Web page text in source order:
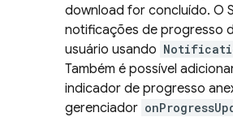
download for concluído. O
notificações de progresso
usuário usando
Também é possível
indicador de progresso
gerenciador